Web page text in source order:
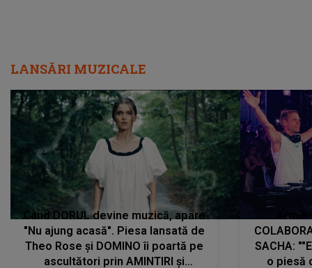
LANSĂRI MUZICALE
Când DORUL devine muzică, apare
"Nu ajung acasă". Piesa lansată de
Theo Rose și DOMINO îi poartă pe
ascultători prin AMINTIRI și
SACHA:
o piesă